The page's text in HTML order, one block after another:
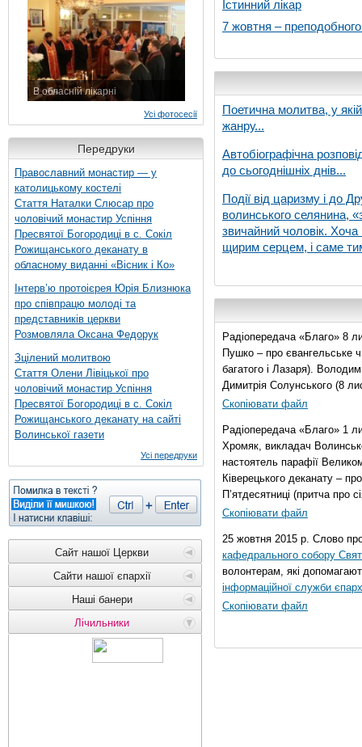
В обласній лікарні
Усі фотосесії
Передруки
Православний монастир — у
католицькому костелі
Стаття Наталки Слюсар про
чоловічий монастир Успіння
Пресвятої Богородиці в с. Сокіл
Рожищанського деканату в
обласному виданні «Вісник і Ко»
Інтерв’ю протоієрея Юрія Близнюка
про співпрацю молоді та
представників церкви
Розмовляла Оксана Федорук
Зцілений молитвою
Стаття Олени Лівіцької про
чоловічий монастир Успіння
Пресвятої Богородиці в с. Сокіл
Рожищанського деканату на сайті
Волинської газети
Усі передруки
Сайт нашої Церкви
Сайти нашої єпархії
Наші банери
Лічильники
Істинний лікар
7 жовтня –
Поетична молитва, у
жанру...
Автобіографічна
до сьогоднішніх днів...
Події від царизму і до
волинського селянина,
звичайний чоловік. Хоча
щирим серцем, і саме
Радіопередача «Благо» 8
Пушко – про євангельське
багатого і Лазаря).
Димитрія Солунського (8
Скопіювати файл
Радіопередача «Благо» 1
Хромяк, викладач
настоятель парафії
Ківерецького деканату –
П’ятдесятниці (притча про
Скопіювати файл
25 жовтня 2015 р. Слово
кафедрального собору
волонтерам, які
інформаційної служби
Скопіювати файл